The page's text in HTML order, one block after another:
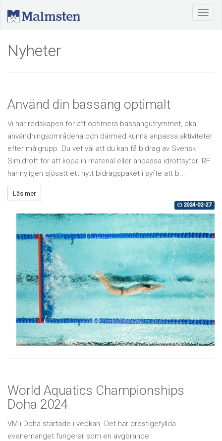
Nyheter
Använd din bassäng optimalt
Vi har redskapen för att optimera bassängutrymmet, öka
användningsområdena och därmed kunna anpassa aktiviteter
efter målgrupp. Du vet väl att du kan få bidrag av Svensk
Simidrott för att köpa in material eller anpassa idrottsytor. RF
har nyligen sjösatt ett nytt bidragspaket i syfte att b...
Läs mer
2024-02-27
World Aquatics Championships
Doha 2024
VM i Doha startade i veckan. Det här prestigefyllda
evenemanget fungerar som en avgörande